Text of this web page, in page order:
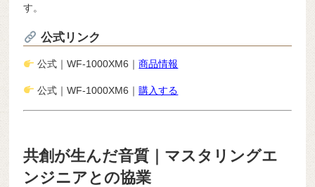
す。
公式リンク
公式｜WF-1000XM6｜商品情報
公式｜WF-1000XM6｜ 購入する
共創が生んだ音質｜マスタリングエ
ンジニアとの協業